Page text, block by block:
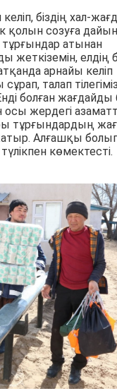
біздің хал-
созуға дайын
тұрғындар атынан
жеткіземін, елдің
арнайы келіп
талап
болған жағдайды
осы жердегі
тұрғындардың
Алғашқы
көмектесті.